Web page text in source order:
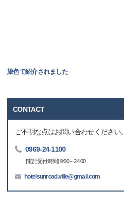
旅色で紹介されました
CONTACT
ご不明な点はお問い合わせください。
0969-24-1100
[電話受付時間] 9:00～24:00
hotelsunroad.ville@gmail.com